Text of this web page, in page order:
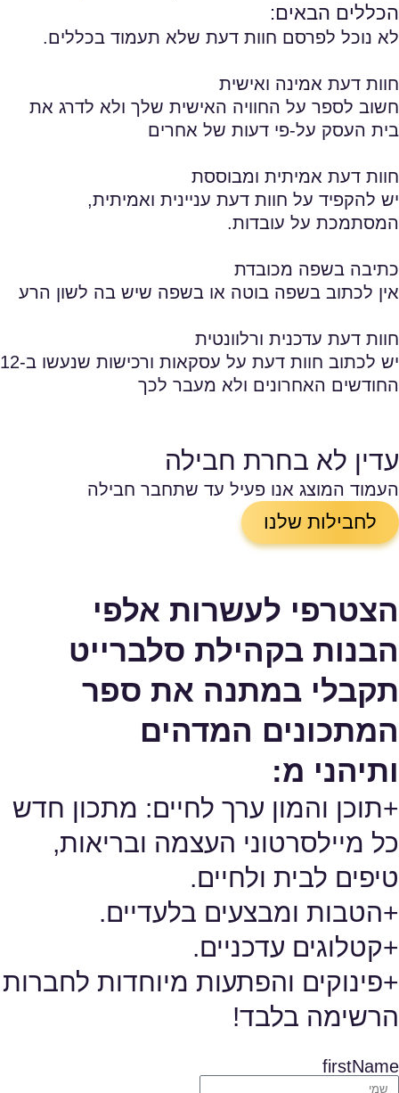
הכללים הבאים:
לא נוכל לפרסם חוות דעת שלא תעמוד בכללים.
חוות דעת אמינה ואישית
חשוב לספר על החוויה האישית שלך ולא לדרג את
בית העסק על-פי דעות של אחרים
חוות דעת אמיתית ומבוססת
יש להקפיד על חוות דעת עניינית ואמיתית,
המסתמכת על עובדות.
כתיבה בשפה מכובדת
אין לכתוב בשפה בוטה או בשפה שיש בה לשון הרע
חוות דעת עדכנית ורלוונטית
יש לכתוב חוות דעת על עסקאות ורכישות שנעשו ב-12
החודשים האחרונים ולא מעבר לכך
עדין לא בחרת חבילה
העמוד המוצג אנו פעיל עד שתחבר חבילה
לחבילות שלנו
הצטרפי לעשרות אלפי
הבנות בקהילת סלברייט
תקבלי במתנה את ספר
המתכונים המדהים
ותיהני מ:
+תוכן והמון ערך לחיים: מתכון חדש
כל מיילסרטוני העצמה ובריאות,
טיפים לבית ולחיים.
+הטבות ומבצעים בלעדיים.
+קטלוגים עדכניים.
+פינוקים והפתעות מיוחדות לחברות
הרשימה בלבד!
firstName